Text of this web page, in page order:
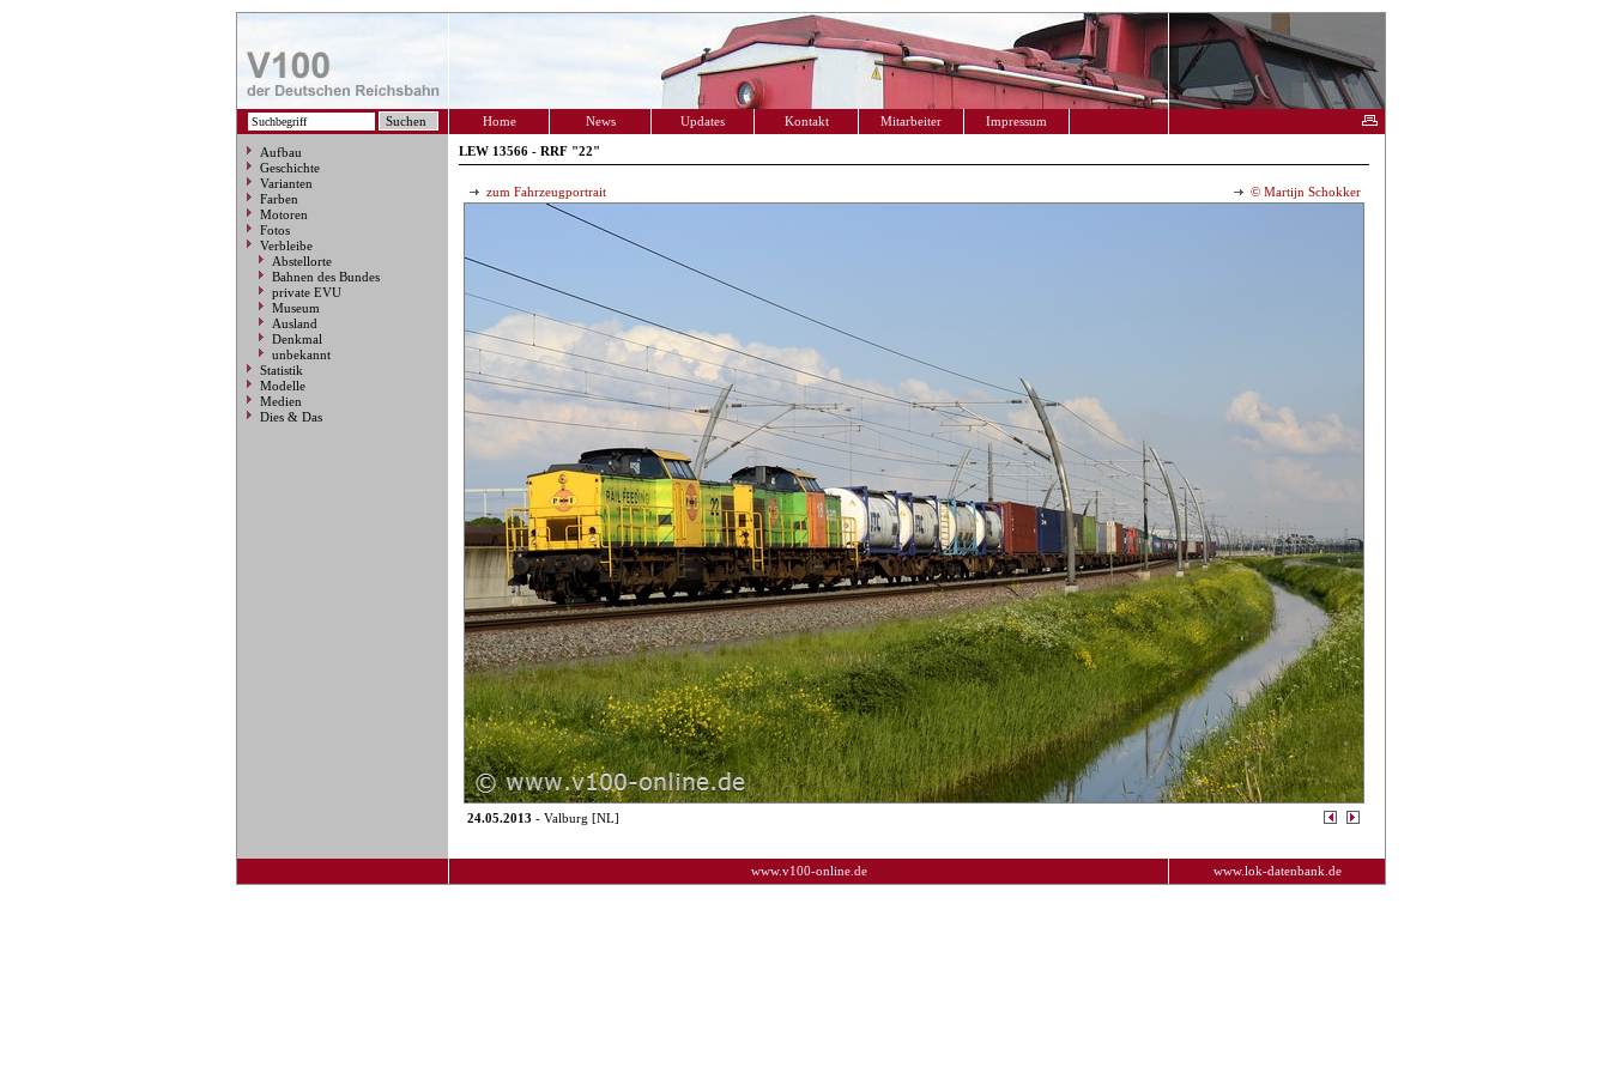
Home News Updates Kontakt Mitarbeiter Impressum
Aufbau
Geschichte
Varianten
Farben
Motoren
Fotos
Verbleibe
Abstellorte
Bahnen des Bundes
private EVU
Museum
Ausland
Denkmal
unbekannt
Statistik
Modelle
Medien
Dies & Das
LEW 13566 - RRF "22"
zum Fahrzeugportrait © Martijn Schokker
24.05.2013 - Valburg [NL]
www.v100-online.de www.lok-datenbank.de